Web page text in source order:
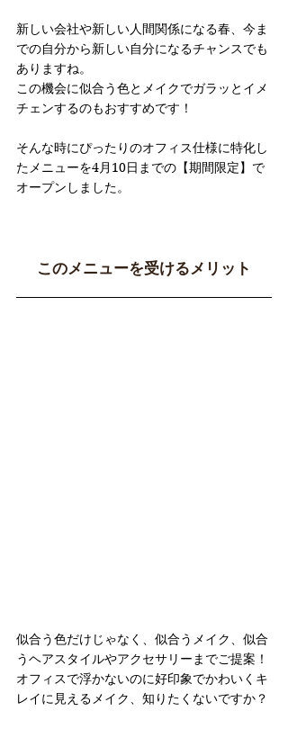
新しい会社や新しい人間関係になる春、今ま
での自分から新しい自分になるチャンスでも
ありますね。
この機会に似合う色とメイクでガラッとイメ
チェンするのもおすすめです！
そんな時にぴったりのオフィス仕様に特化し
たメニューを4月10日までの【期間限定】で
オープンしました。
このメニューを受けるメリット
似合う色だけじゃなく、似合うメイク、似合
うヘアスタイルやアクセサリーまでご提案！
オフィスで浮かないのに好印象でかわいくキ
レイに見えるメイク、知りたくないですか？